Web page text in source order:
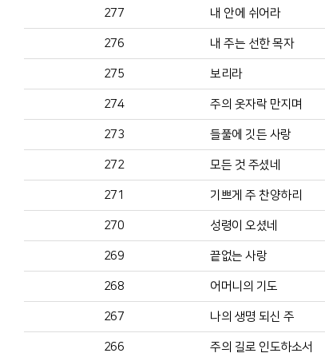
277 내 안에 쉬어라
276 내 주는 선한 목자
275 보리라
274 주의 옷자락 만지며
273 들풀에 깃든 사랑
272 모든 것 주셨네
271 기쁘게 주 찬양하리
270 성령이 오셨네
269 끝없는 사랑
268 어머니의 기도
267 나의 생명 되신 주
266 주의 길로 인도하소서